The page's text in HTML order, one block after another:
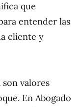
que
entender las
cliente y
valores
En Abogado